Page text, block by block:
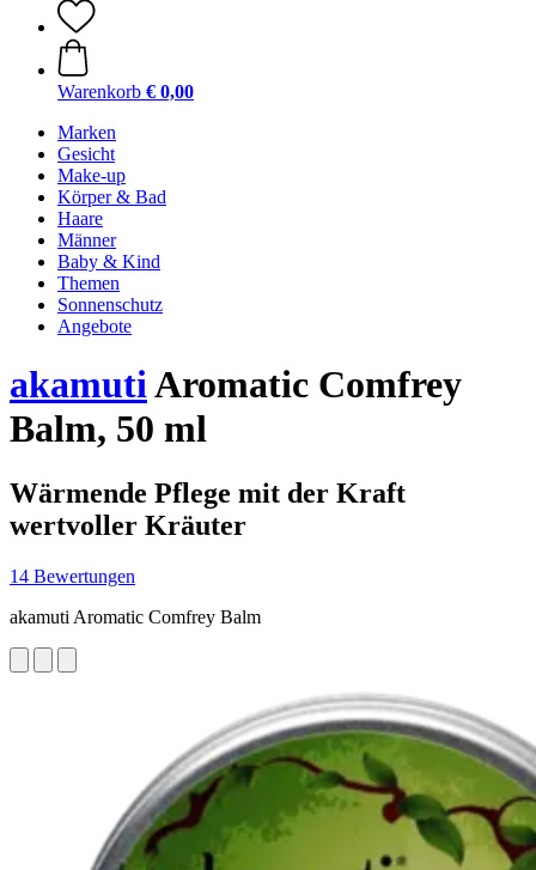
Warenkorb € 0,00
Marken
Gesicht
Make-up
Körper & Bad
Haare
Männer
Baby & Kind
Themen
Sonnenschutz
Angebote
akamutiAromatic Comfrey
Balm, 50 ml
Wärmende Pflege mit der Kraft
wertvoller Kräuter
14 Bewertungen
akamuti Aromatic Comfrey Balm